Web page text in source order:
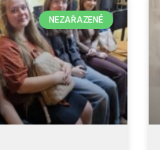
NEZAŘAZENÉ